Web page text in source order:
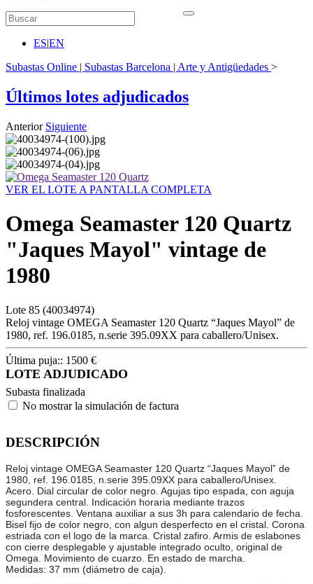
ES|EN
Subastas Online | Subastas Barcelona | Arte y Antigüedades >
Últimos lotes adjudicados
Anterior Siguiente
VER EL LOTE A PANTALLA COMPLETA
Omega Seamaster 120 Quartz
"Jaques Mayol" vintage de
1980
Lote 85 (40034974)
Reloj vintage OMEGA Seamaster 120 Quartz “Jaques Mayol” de
1980, ref. 196.0185, n.serie 395.09XX para caballero/Unisex.
Última puja:: 1500 €
LOTE ADJUDICADO
Subasta finalizada
No mostrar la simulación de factura
DESCRIPCIÓN
Reloj vintage OMEGA Seamaster 120 Quartz “Jaques Mayol” de
1980, ref. 196.0185, n.serie 395.09XX para caballero/Unisex.
Acero. Dial circular de color negro. Agujas tipo espada, con aguja
segundera central. Indicación horaria mediante trazos
fosforescentes. Ventana auxiliar a sus 3h para calendario de fecha.
Bisel fijo de color negro, con algun desperfecto en el cristal. Corona
estriada con el logo de la marca. Cristal zafiro. Armis de eslabones
con cierre desplegable y ajustable integrado oculto, original de
Omega. Movimiento de cuarzo. En estado de marcha.
Medidas: 37 mm (diámetro de caja).